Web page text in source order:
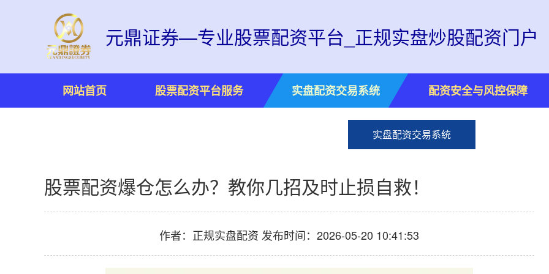
元鼎证券—专业股票配资平台_正规实盘炒股配资门户
网站首页 股票配资平台服务 实盘配资交易系统 配资安全与风控保障
实盘配资交易系统
股票配资爆仓怎么办？教你几招及时止损自救！
作者：正规实盘配资 发布时间：2026-05-20 10:41:53